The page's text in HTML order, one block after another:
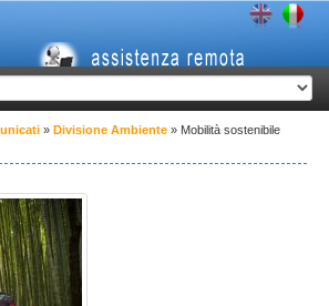
Divisione Ambiente
Mobilità sostenibile